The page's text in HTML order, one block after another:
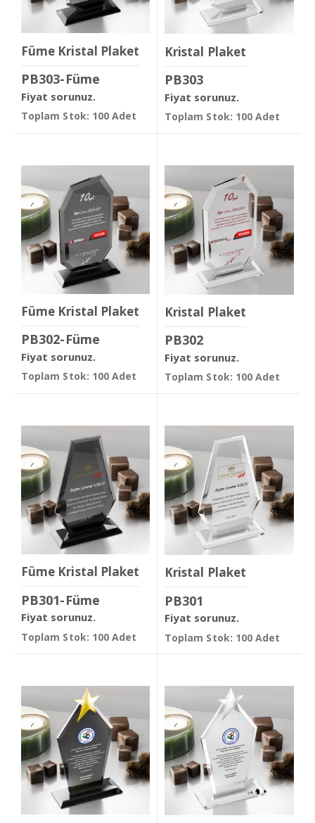
Füme Kristal Plaket
PB303-Füme
Fiyat sorunuz.
Toplam Stok: 100 Adet
Kristal Plaket
PB303
Fiyat sorunuz.
Toplam Stok: 100 Adet
Füme Kristal Plaket
PB302-Füme
Fiyat sorunuz.
Toplam Stok: 100 Adet
Kristal Plaket
PB302
Fiyat sorunuz.
Toplam Stok: 100 Adet
Füme Kristal Plaket
PB301-Füme
Fiyat sorunuz.
Toplam Stok: 100 Adet
Kristal Plaket
PB301
Fiyat sorunuz.
Toplam Stok: 100 Adet